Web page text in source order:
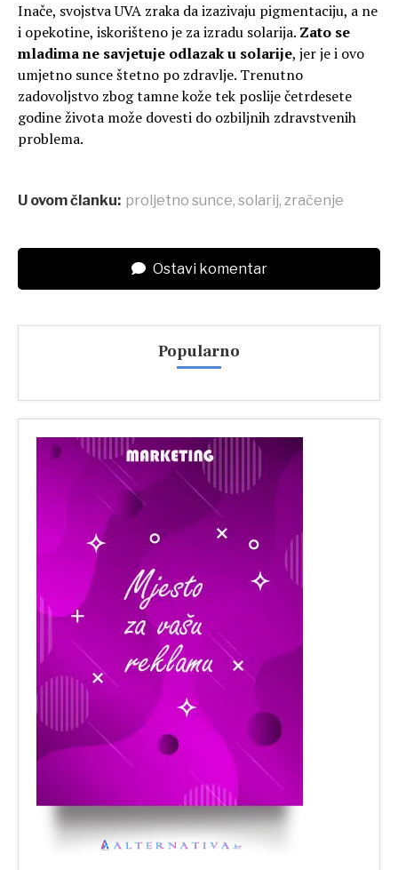
Inače, svojstva UVA zraka da izazivaju pigmentaciju, a ne
i opekotine, iskorišteno je za izradu solarija. Zato se
mladima ne savjetuje odlazak u solarije, jer je i ovo
umjetno sunce štetno po zdravlje. Trenutno
zadovoljstvo zbog tamne kože tek poslije četrdesete
godine života može dovesti do ozbiljnih zdravstvenih
problema.
U ovom članku: proljetno sunce, solarij, zračenje
Ostavi komentar
Popularno